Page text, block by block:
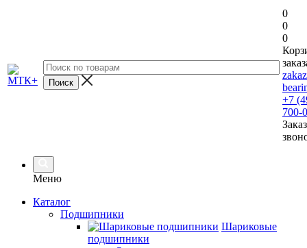
0
0
0
+7
700-
Меню
Каталог
Подшипники
Шариковые
подшипники